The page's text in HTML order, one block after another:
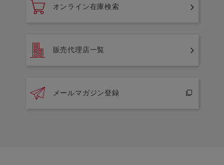
オンライン在庫検索
販売代理店一覧
メールマガジン登録